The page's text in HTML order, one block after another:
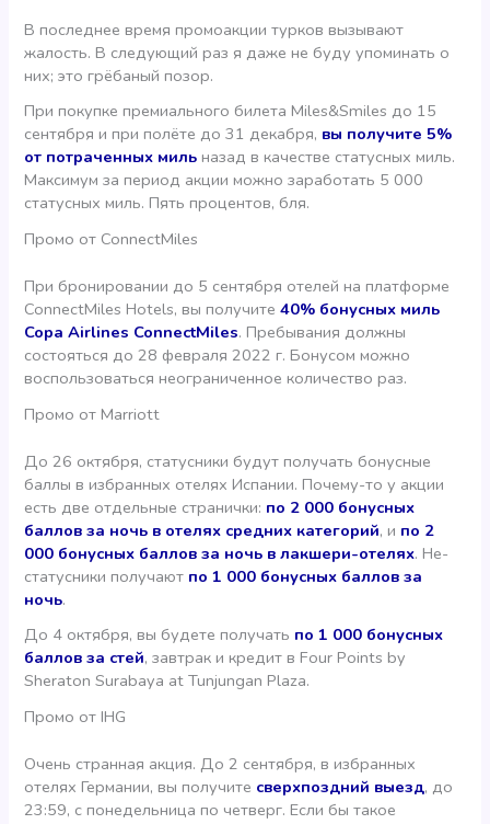
В последнее время промоакции турков вызывают
жалость. В следующий раз я даже не буду упоминать о
них; это грёбаный позор.
При покупке премиального билета Miles&Smiles до 15
сентября и при полёте до 31 декабря, вы получите 5%
от потраченных миль назад в качестве статусных миль.
Максимум за период акции можно заработать 5 000
статусных миль. Пять процентов, бля.
Промо от ConnectMiles
При бронировании до 5 сентября отелей на платформе
ConnectMiles Hotels, вы получите40% бонусных миль
Copa Airlines ConnectMiles. Пребывания должны
состояться до 28 февраля 2022 г. Бонусом можно
воспользоваться неограниченное количество раз.
Промо от Marriott
До 26 октября, статусники будут получать бонусные
баллы в избранных отелях Испании. Почему-то у акции
есть две отдельные странички: по 2 000 бонусных
баллов за ночь в отелях средних категорий, и по 2
000 бонусных баллов за ночь в лакшери-отелях. Не-
статусники получают по 1 000 бонусных баллов за
ночь.
До 4 октября, вы будете получать по 1 000 бонусных
баллов за стей, завтрак и кредит в Four Points by
Sheraton Surabaya at Tunjungan Plaza.
Промо от IHG
Очень странная акция. До 2 сентября, в избранных
отелях Германии, вы получите сверхпоздний выезд, до
23:59, с понедельница по четверг. Если бы такое